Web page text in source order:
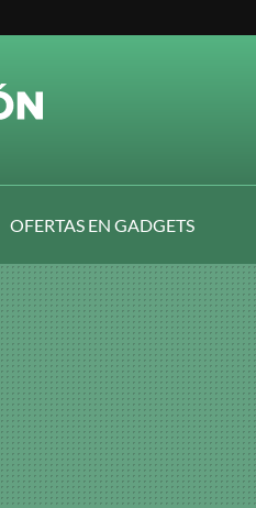
OFERTAS EN GADGETS